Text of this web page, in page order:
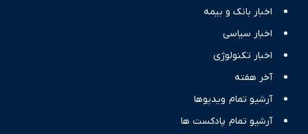
اخبار بانک و بیمه
اخبار سیاسی
اخبار تکنولوژی
آخر هفته
آرشیو تمام ویدیوها
آرشیو تمام پادکست ها